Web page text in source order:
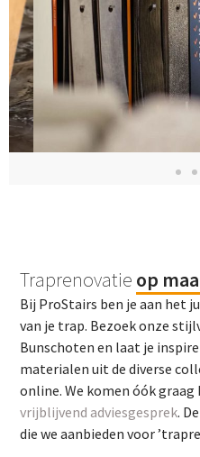
Traprenovatie op
Bij ProStairs ben je aan het
van je trap. Bezoek onze
Bunschoten en laat je
materialen uit de diverse
online. We komen óók
vrijblijvend adviesgesprek.
die we aanbieden voor